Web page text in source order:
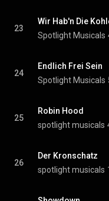
23
Wir Hab'n Die
Spotlight Musicals
24
Endlich Frei Sein
Spotlight Musicals
25
Robin Hood
spotlight musicals
26
Der Kronschatz
spotlight musicals